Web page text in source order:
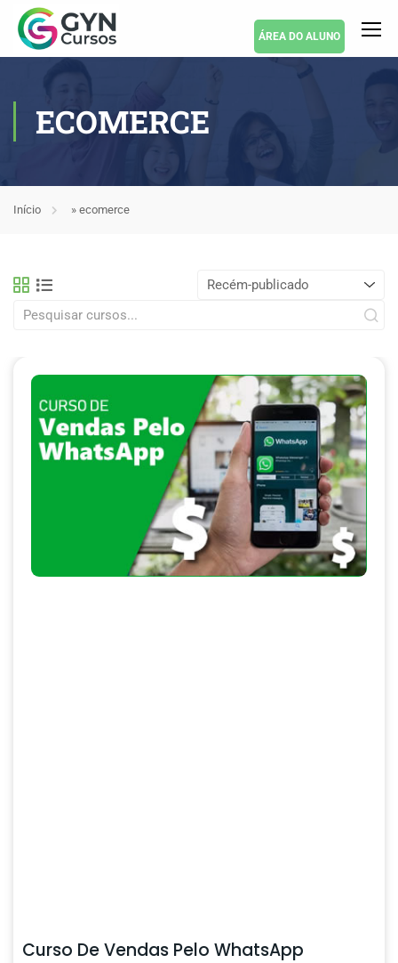
ÁREA DO ALUNO
ECOMERCE
Início » ecomerce
Curso De Vendas Pelo WhatsApp